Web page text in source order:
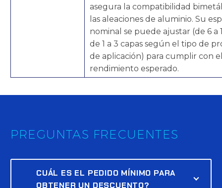
asegura la compatibilidad
las aleaciones de aluminio. Su
nominal se puede ajustar (de 6 a
de 1 a 3 capas según el tipo de
de aplicación) para cumplir con
rendimiento esperado.
PREGUNTAS FRECUENTES
CUÁL ES EL PEDIDO MÍNIMO PARA
OBTENER UN DESCUENTO?